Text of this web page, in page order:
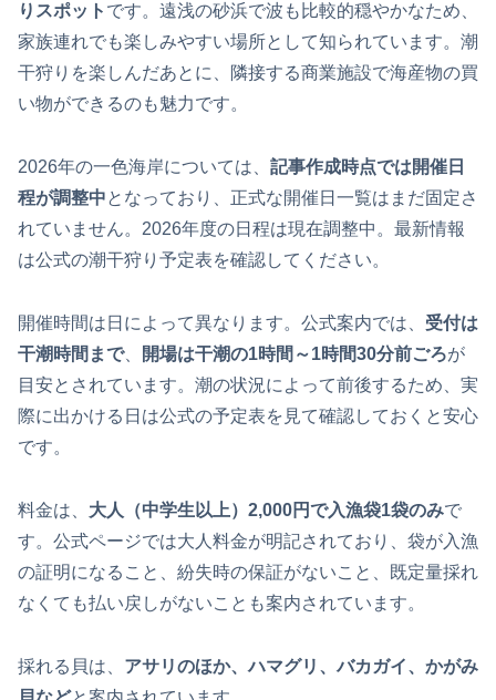
りスポット です。遠浅の砂浜で波も比較的穏やかなため、
家族連れでも楽しみやすい場所として知られています。潮
干狩りを楽しんだあとに、隣接する商業施設で海産物の買
い物ができるのも魅力です。
2026年の一色海岸については、 記事作成時点では開催日
程が調整中となっており、正式な開催日一覧はまだ固定さ
れていません。2026年度の日程は現在調整中。最新情報
は公式の潮干狩り予定表を確認してください。
開催時間は日によって異なります。公式案内では、 受付は
干潮時間まで、 開場は干潮の1時間～1時間30分前ごろが
目安とされています。潮の状況によって前後するため、実
際に出かける日は公式の予定表を見て確認しておくと安心
です。
料金は、 大人（中学生以上）2,000円で入漁袋1袋のみで
す。公式ページでは大人料金が明記されており、袋が入漁
の証明になること、紛失時の保証がないこと、既定量採れ
なくても払い戻しがないことも案内されています。
採れる貝は、 アサリのほか、ハマグリ、バカガイ、かがみ